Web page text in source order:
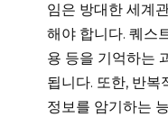
임은 방대한 세계
해야 합니다. 퀘스
용 등을 기억하는
됩니다. 또한, 반
정보를 암기하는